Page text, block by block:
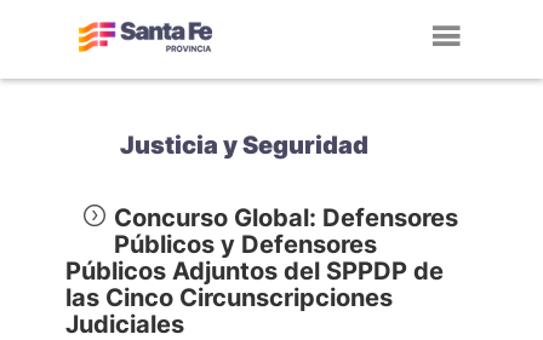
Justicia y Seguridad
Concurso Global: Defensores
Públicos y Defensores
Públicos Adjuntos del SPPDP de
las Cinco Circunscripciones
Judiciales